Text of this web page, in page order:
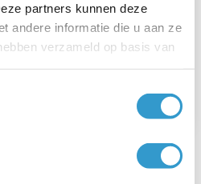
partners kunnen deze
andere informatie die u aan ze
verzameld op basis van
facturen